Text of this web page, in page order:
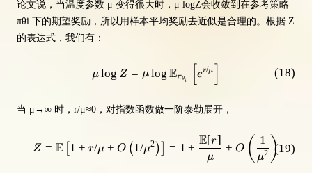
论文说，当温度参数 μ 变得很大时，μ logZ会收敛到在参考策略
πθi 下的期望奖励，所以用样本平均奖励去近似是合理的。根据 Z
的表达式，我们有：
\mu \log Z=\mu \log
μ log Z = μlog Eπθi
er/μ (18)
当 μ→∞ 时，r/μ≈0，对指数函数做一阶泰勒展开，
Z=\mathbb{E}\left[1+r /
Z = E 1 + r/μ + O ( 1/μ2 ) = 1 +
μ
E[r]
+ O ( μ2
1 )
(19)